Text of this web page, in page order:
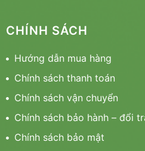
CHÍNH SÁCH
Hướng dẫn mua hàng
Chính sách thanh toán
Chính sách vận chuyển
Chính sách bảo hành – đổi
Chính sách bảo mật